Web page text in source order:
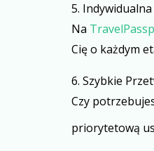
5.
Na
Cię o każdym
6. Szybkie
Czy
priorytetową